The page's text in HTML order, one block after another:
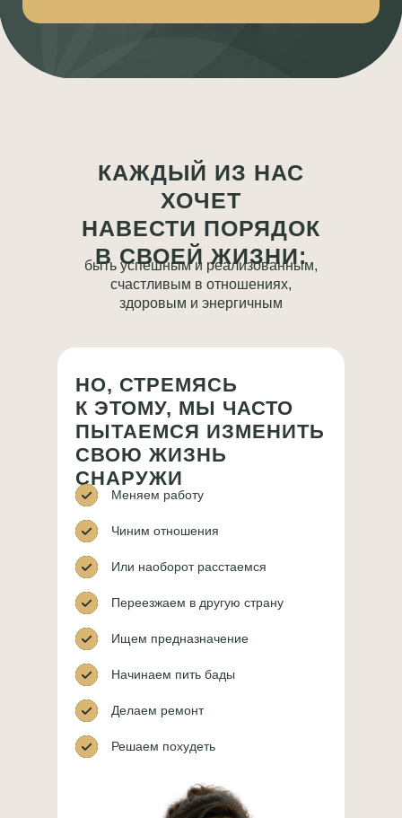
быть успешным и реализованным,
счастливым в отношениях,
здоровым и энергичным
КАЖДЫЙ ИЗ НАС
ХОЧЕТ
НАВЕСТИ ПОРЯДОК
В СВОЕЙ ЖИЗНИ:
Или наоборот расстаемся
НО, СТРЕМЯСЬ
К ЭТОМУ, МЫ ЧАСТО
ПЫТАЕМСЯ ИЗМЕНИТЬ
СВОЮ ЖИЗНЬ
СНАРУЖИ
Переезжаем в другую страну
Меняем работу
Чиним отношения
Делаем ремонт
Решаем похудеть
Ищем предназначение
Начинаем пить бады